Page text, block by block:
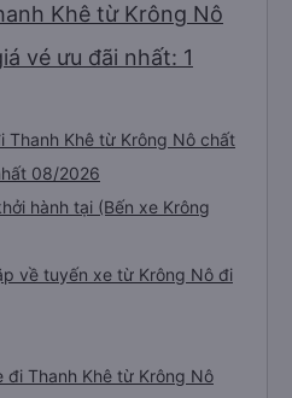
Khê từ Krông Nô
vé ưu đãi nhất: 1
Thanh Khê từ Krông Nô chất
08/2026
hành tại (Bến xe Krông
về tuyến xe từ Krông Nô đi
đi Thanh Khê từ Krông Nô